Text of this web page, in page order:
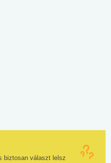
biztosan választ lelsz